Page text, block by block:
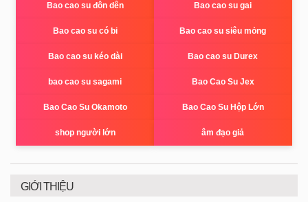
Bao cao su đôn dên Bao cao su gai
Bao cao su có bi Bao cao su siêu mỏng
Bao cao su kéo dài Bao cao su Durex
bao cao su sagami Bao Cao Su Jex
Bao Cao Su Okamoto Bao Cao Su Hộp Lớn
shop người lớn âm đạo giả
GIỚI THIỆU